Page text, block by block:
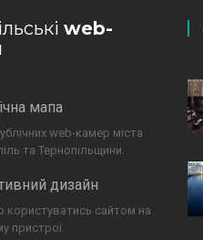
web-
мапа
web-камер міста
та Тернопільщини.
дизайн
користуватись сайтом на
пристрої.